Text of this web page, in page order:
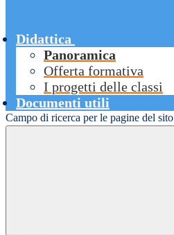
Didattica
Panoramica
Offerta formativa
I progetti delle classi
Documenti utili
Campo di ricerca per le pagine del sito